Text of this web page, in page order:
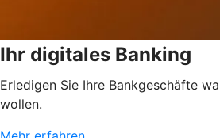
Ihr digitales Banking
Erledigen Sie Ihre Bankgeschäfte
wollen.